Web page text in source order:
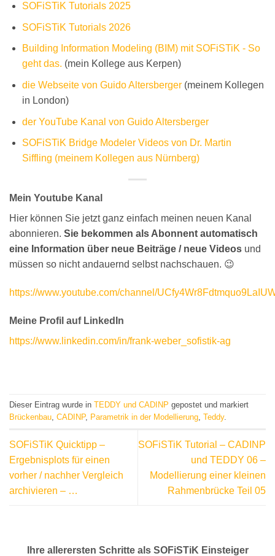
SOFiSTiK Tutorials 2025
SOFiSTiK Tutorials 2026
Building Information Modeling (BIM) mit SOFiSTiK - So
geht das. (mein Kollege aus Kerpen)
die Webseite von Guido Altersberger(meinem Kollegen
in London)
der YouTube Kanal von Guido Altersberger
SOFiSTiK Bridge Modeler Videos von Dr. Martin
Siffling (meinem Kollegen aus Nürnberg)
Mein Youtube Kanal
Hier können Sie jetzt ganz einfach meinen neuen Kanal
abonnieren. Sie bekommen als Abonnent automatisch
eine Information über neue Beiträge / neue Videos und
müssen so nicht andauernd selbst nachschauen. 😉
https://www.youtube.com/channel/
Meine Profil auf LinkedIn
https://www.linkedin.com/in/frank-weber_sofistik-ag
Dieser Eintrag wurde in TEDDY und CADINP gepostet und markiert
Brückenbau CADINP, Parametrik in der Modellierung Teddy.
SOFiSTiK Quicktipp –
Ergebnisplots für einen
vorher / nachher Vergleich
archivieren – …
SOFiSTiK Tutorial – CADINP
und TEDDY 06 –
Modellierung einer kleinen
Rahmenbrücke Teil 05
Ihre allerersten Schritte als SOFiSTiK Einsteiger